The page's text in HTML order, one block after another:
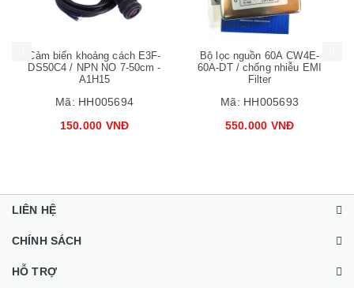
Cảm biến khoảng cách E3F-
DS50C4 / NPN NO 7-50cm -
A1H15
Mã: HH005694
150.000 VNĐ
Bộ lọc nguồn 60A CW4E-
60A-DT / chống nhiễu EMI
Filter
Mã: HH005693
550.000 VNĐ
LIÊN HỆ
CHÍNH SÁCH
HỖ TRỢ